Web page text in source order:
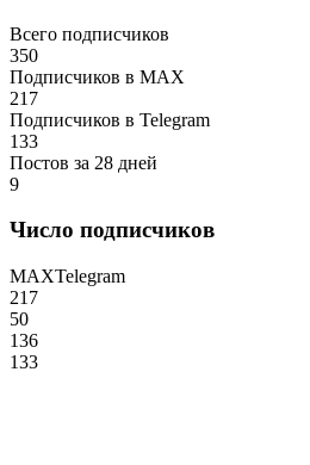
Всего подписчиков
350
Подписчиков в MAX
217
Подписчиков в Telegram
133
Постов за 28 дней
9
Число подписчиков
MAXTelegram
217
50
136
133